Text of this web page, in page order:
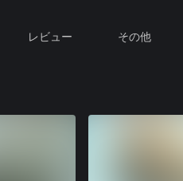
レビュー その他